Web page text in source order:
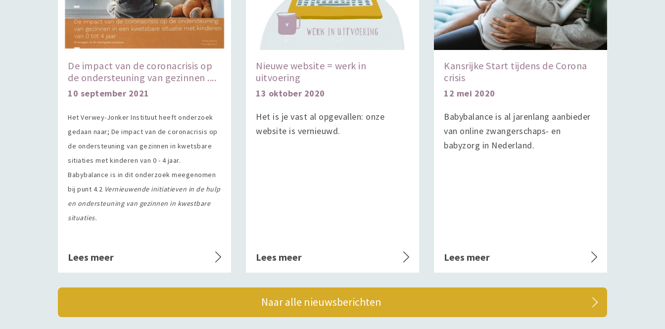
De impact van de coronacrisis op
de ondersteuning van gezinnen ....
10 september 2021
Het Verwey-Jonker Instituut heeft onderzoek
gedaan naar; De impact van de coronacrisis op
de ondersteuning van gezinnen in kwetsbare
sitiaties met kinderen van 0 - 4 jaar.
Babybalance is in dit onderzoek meegenomen
bij punt 4.2 Vernieuwende initiatieven in de hulp
en ondersteuning van gezinnen in kwestbare
situaties.
Lees meer
Nieuwe website = werk in
uitvoering
13 oktober 2020
Het is je vast al opgevallen: onze
website is vernieuwd.
Lees meer
Kansrijke Start tijdens de Corona
crisis
12 mei 2020
Babybalance is al jarenlang aanbieder
van online zwangerschaps- en
babyzorg in Nederland.
Lees meer
Naar alle nieuwsberichten